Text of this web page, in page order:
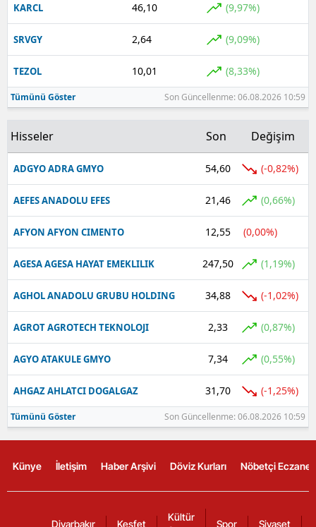
KARCL 46,10 (9,97%)
SRVGY 2,64 (9,09%)
TEZOL 10,01 (8,33%)
Tümünü Göster Son Güncellenme: 06.08.2026 10:59
Hisseler Son Değişim
ADGYO ADRA GMYO 54,60 (-0,82%)
AEFES ANADOLU EFES 21,46 (0,66%)
AFYON AFYON CIMENTO 12,55 (0,00%)
AGESA AGESA HAYAT EMEKLILIK 247,50 (1,19%)
AGHOL ANADOLU GRUBU HOLDING 34,88 (-1,02%)
AGROT AGROTECH TEKNOLOJI 2,33 (0,87%)
AGYO ATAKULE GMYO 7,34 (0,55%)
AHGAZ AHLATCI DOGALGAZ 31,70 (-1,25%)
Tümünü Göster Son Güncellenme: 06.08.2026 10:59
Künye İletişim Haber Arşivi Döviz Kurları Nöbetçi
Diyarbakır Keşfet
Kültür
Spor Siyaset